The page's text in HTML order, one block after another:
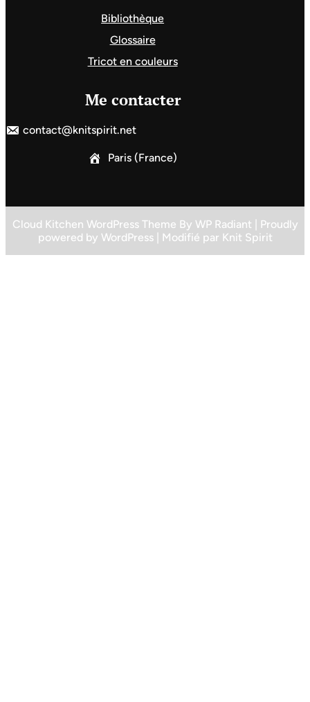
Bibliothèque
Glossaire
Tricot en couleurs
Me contacter
contact@knitspirit.net
Paris (France)
Cloud Kitchen WordPress Theme By WP Radiant | Proudly
powered by WordPress| Modifié par Knit Spirit